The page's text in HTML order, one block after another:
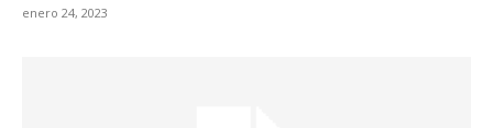
enero 24, 2023